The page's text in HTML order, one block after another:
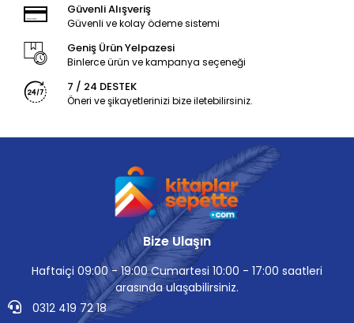
Güvenli Alışveriş
Güvenli ve kolay ödeme sistemi
Geniş Ürün Yelpazesi
Binlerce ürün ve kampanya seçeneği
7 / 24 DESTEK
Öneri ve şikayetlerinizi bize iletebilirsiniz.
Bize Ulaşın
Haftaiçi 09:00 - 19:00 Cumartesi 10:00 - 17:00 saatleri
arasında ulaşabilirsiniz.
0312 419 72 18